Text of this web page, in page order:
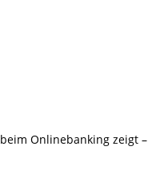
Onlinebanking zeigt –